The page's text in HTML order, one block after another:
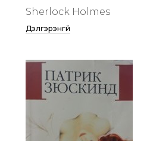
Sherlock Holmes
Дэлгэрэнгүй